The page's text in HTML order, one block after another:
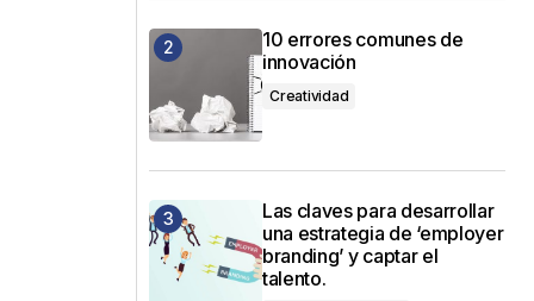
10 errores comunes de
innovación
Creatividad
Las claves para desarrollar
una estrategia de ‘employer
branding’ y captar el
talento.